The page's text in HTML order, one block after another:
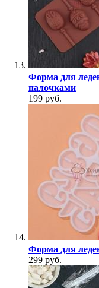
Форма для
палочками
199 руб.
Форма для
299 руб.